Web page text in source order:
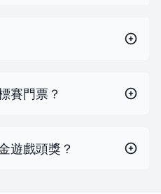
賽門票？
遊戲頭獎？